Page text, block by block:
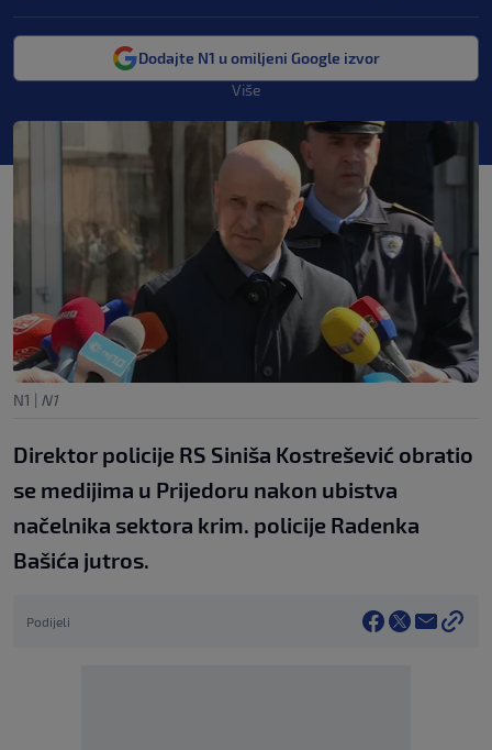
Dodajte N1 u omiljeni Google izvor
Više
N1 | N1
Direktor policije RS Siniša Kostrešević obratio
se medijima u Prijedoru nakon ubistva
načelnika sektora krim. policije Radenka
Bašića jutros.
Podijeli